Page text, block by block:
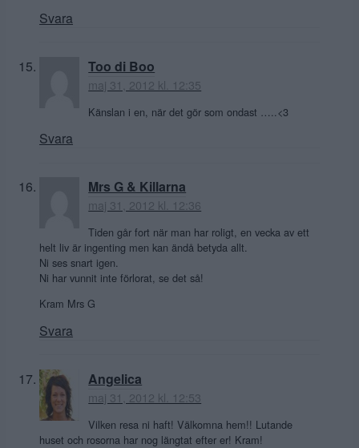
Svara
Too di Boo
maj 31, 2012 kl. 12:35
Känslan i en, när det gör som ondast …..<3
Svara
Mrs G & Killarna
maj 31, 2012 kl. 12:36
Tiden går fort när man har roligt, en vecka av ett
helt liv är ingenting men kan ändå betyda allt.
Ni ses snart igen.
Ni har vunnit inte förlorat, se det så!
Kram Mrs G
Svara
Angelica
maj 31, 2012 kl. 12:53
Vilken resa ni haft! Välkomna hem!! Lutande
huset och rosorna har nog längtat efter er! Kram!